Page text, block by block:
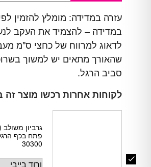
עזרה במדידה: מומלץ להזמין
במדידה – להצמיד את העקב
לדאוג למרווח של כחצי ס"מ
שהאורך מתאים יש למשוך
סביב הרגל.
לקוחות אחרות רכשו מוצר זה
גרביון
פתח בכף
30300